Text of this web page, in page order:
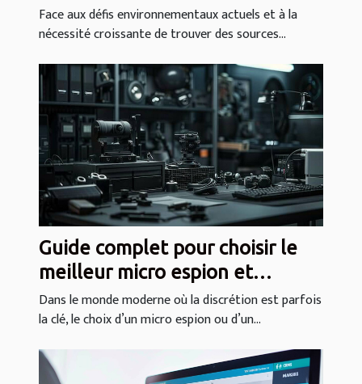
l'autonomie en eau
Face aux défis environnementaux actuels et à la
nécessité croissante de trouver des sources...
Guide complet pour choisir le
meilleur micro espion et
enregistreur vocal
Dans le monde moderne où la discrétion est parfois
la clé, le choix d’un micro espion ou d’un...